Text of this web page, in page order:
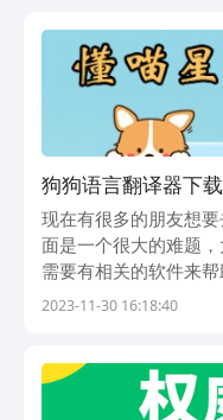
狗狗语言翻译器下
件榜单
现在有很多的朋友想
面是一个很大的难题
需要有相关的软件来
下狗狗语言翻译器下
它...
2023-11-30 16:18:40